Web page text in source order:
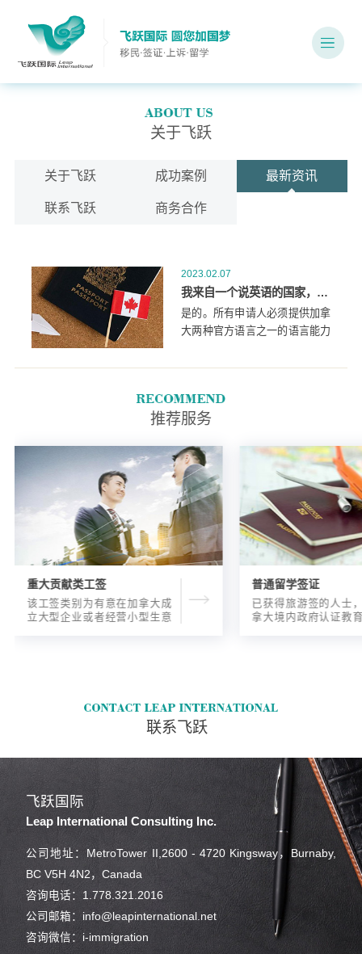
关于飞跃
关于飞跃 成功案例 最新资讯
联系飞跃 商务合作
2023.02.07
我来自一个说英语的国家，还需要英语测试去申请加拿大经验类移民吗？
是的。所有申请人必须提供加拿
大两种官方语言之一的语言能力
拿大移民局指定的官方测试结
推荐服务
重大贡献类工签
该工签类别为有意在加拿大成
立大型企业或者经营小型生意
普通留学签证
已获得旅游签的人士
拿大境内政府认证教
联系飞跃
飞跃国际
Leap International Consulting Inc.
公司地址：MetroTower II,2600 - 4720 Kingsway，Burnaby,
BC V5H 4N2，Canada
咨询电话：1.778.321.2016
公司邮箱：info@leapinternational.net
咨询微信：i-immigration